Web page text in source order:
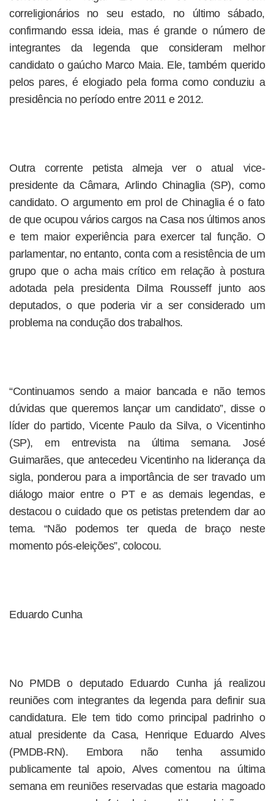
correligionários no seu estado, no último sábado,
confirmando essa ideia, mas é grande o número de
integrantes da legenda que consideram melhor
candidato o gaúcho Marco Maia. Ele, também querido
pelos pares, é elogiado pela forma como conduziu a
presidência no período entre 2011 e 2012.
Outra corrente petista almeja ver o atual vice-
presidente da Câmara, Arlindo Chinaglia (SP), como
candidato. O argumento em prol de Chinaglia é o fato
de que ocupou vários cargos na Casa nos últimos anos
e tem maior experiência para exercer tal função. O
parlamentar, no entanto, conta com a resistência de um
grupo que o acha mais crítico em relação à postura
adotada pela presidenta Dilma Rousseff junto aos
deputados, o que poderia vir a ser considerado um
problema na condução dos trabalhos.
“Continuamos sendo a maior bancada e não temos
dúvidas que queremos lançar um candidato”, disse o
líder do partido, Vicente Paulo da Silva, o Vicentinho
(SP), em entrevista na última semana. José
Guimarães, que antecedeu Vicentinho na liderança da
sigla, ponderou para a importância de ser travado um
diálogo maior entre o PT e as demais legendas, e
destacou o cuidado que os petistas pretendem dar ao
tema. “Não podemos ter queda de braço neste
momento pós-eleições”, colocou.
Eduardo Cunha
No PMDB o deputado Eduardo Cunha já realizou
reuniões com integrantes da legenda para definir sua
candidatura. Ele tem tido como principal padrinho o
atual presidente da Casa, Henrique Eduardo Alves
(PMDB-RN). Embora não tenha assumido
publicamente tal apoio, Alves comentou na última
semana em reuniões reservadas que estaria magoado